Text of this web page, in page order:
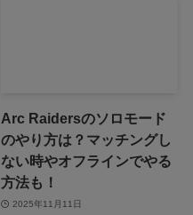
Arc Raidersのソロモード
のやり方は？マッチングし
ない時やオフラインでやる
方法も！
2025年11月11日